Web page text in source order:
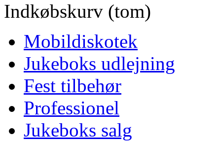
Indkøbskurv (tom)
Mobildiskotek
Jukeboks udlejning
Fest tilbehør
Professionel
Jukeboks salg